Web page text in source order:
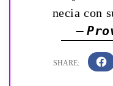
necia con
—